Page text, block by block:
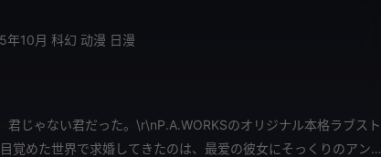
年10月 科幻 动漫 日漫
じゃない君だった。\r\nP.A.WORKSのオリジナル本格ラブスト
覚めた世界で求婚してきたのは、最爱の彼女にそっくりのアンド